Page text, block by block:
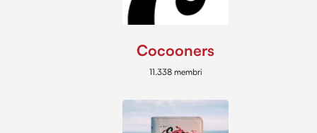
Cocooners
11.338 membri